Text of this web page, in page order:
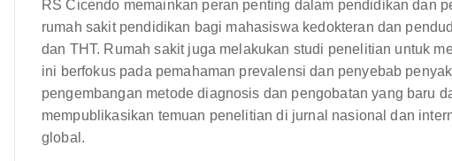
RS Cicendo memainkan peran penting dalam pendidikan dan
rumah sakit pendidikan bagi mahasiswa kedokteran dan
dan THT. Rumah sakit juga melakukan studi penelitian untuk
ini berfokus pada pemahaman prevalensi dan penyebab
pengembangan metode diagnosis dan pengobatan yang baru
mempublikasikan temuan penelitian di jurnal nasional dan
global.